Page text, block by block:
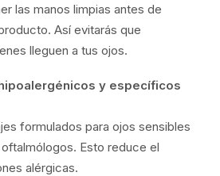
las manos limpias antes de
Así evitarás que
lleguen a tus ojos.
y específicos
formulados para ojos sensibles
Esto reduce el
alérgicas.